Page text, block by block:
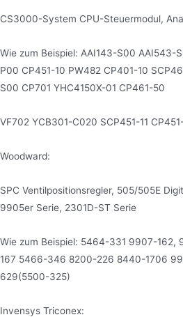
CS3000-System CPU-Steuermodul,
Wie zum Beispiel: AAI143-S00 AAI543-
P00 CP451-10 PW482 CP401-10
S00 CP701 YHC4150X-01 CP461-50
VF702 YCB301-C020 SCP451-11
Woodward:
SPC Ventilpositionsregler, 505/505E
9905er Serie, 2301D-ST Serie
Wie zum Beispiel: 5464-331 9907-
167 5466-346 8200-226 8440-1706
629(5500-325)
Invensys Triconex: